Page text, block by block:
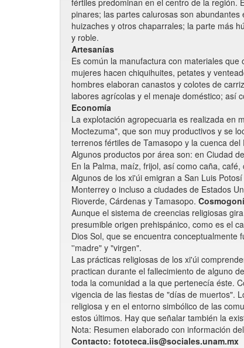
fértiles predominan en el centro de la región.
pinares; las partes calurosas son
huizaches y otros chaparrales; la parte más
y roble.
Artesanías
Es común la manufactura con materiales
mujeres hacen chiquihuites, petates y
hombres elaboran canastos y colotes de
labores agrícolas y el menaje doméstico; así
Economía
La explotación agropecuaria es realizada en
Moctezuma", que son muy productivos y se
terrenos fértiles de Tamasopo y la cuenca
Algunos productos por área son: en Ciudad
En la Palma, maíz, frijol, así como caña,
Algunos de los xi'úi emigran a San Luis
Monterrey o incluso a ciudades de Estados
Rioverde, Cárdenas y Tamasopo.
Aunque el sistema de creencias religiosas
presumible origen prehispánico, como es el
Dios Sol, que se encuentra conceptualmente
''madre" y "virgen".
Las prácticas religiosas de los xi'úi
practican durante el fallecimiento de alguno
toda la comunidad a la que pertenecía éste.
vigencia de las fiestas de "días de muertos".
religiosa y en el entorno simbólico de las
estos últimos. Hay que señalar también la
Nota: Resumen elaborado con información
Contacto: fototeca.iis@sociales.unam.mx